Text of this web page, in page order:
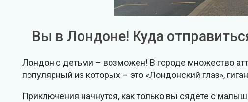
Вы в Лондоне! Куда
Лондон с детьми – возможен! В городе множество
популярный из которых – это «Лондонский глаз»,
Приключения начнутся, как только вы сядете с